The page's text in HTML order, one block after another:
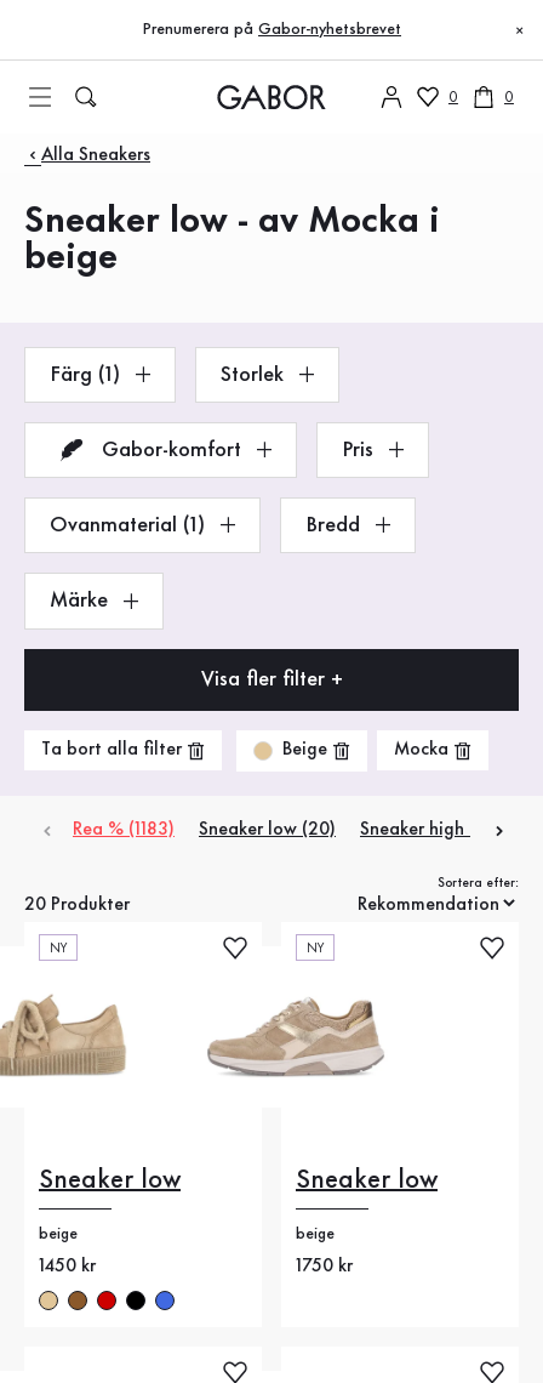
Till innehållsförteckning
Till huvudnavigation
Prenumerera på Gabor-nyhetsbrevet ×
0 0
Produkter
Alla Sneakers
Sneaker low - av Mocka i
beige
Färg (1) Storlek
Gabor-komfort Pris
Ovanmaterial (1) Bredd
Märke
Visa fler filter +
Ta bort alla filter Beige Mocka
Rea % (1183) Sneaker low (20) Sneaker high (3)
20 Produkter
Sortera efter:
NY
Sneaker low
beige
Nytt pris
1450 kr
NY
Sneaker low
beige
Nytt pris
1750 kr